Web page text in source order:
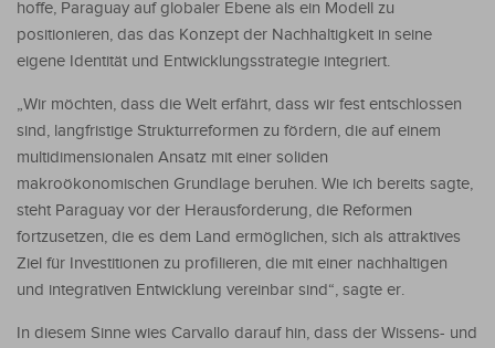
hoffe, Paraguay auf globaler Ebene als ein Modell zu
positionieren, das das Konzept der Nachhaltigkeit in seine
eigene Identität und Entwicklungsstrategie integriert.
„Wir möchten, dass die Welt erfährt, dass wir fest entschlossen
sind, langfristige Strukturreformen zu fördern, die auf einem
multidimensionalen Ansatz mit einer soliden
makroökonomischen Grundlage beruhen. Wie ich bereits sagte,
steht Paraguay vor der Herausforderung, die Reformen
fortzusetzen, die es dem Land ermöglichen, sich als attraktives
Ziel für Investitionen zu profilieren, die mit einer nachhaltigen
und integrativen Entwicklung vereinbar sind“, sagte er.
In diesem Sinne wies Carvallo darauf hin, dass der Wissens- und